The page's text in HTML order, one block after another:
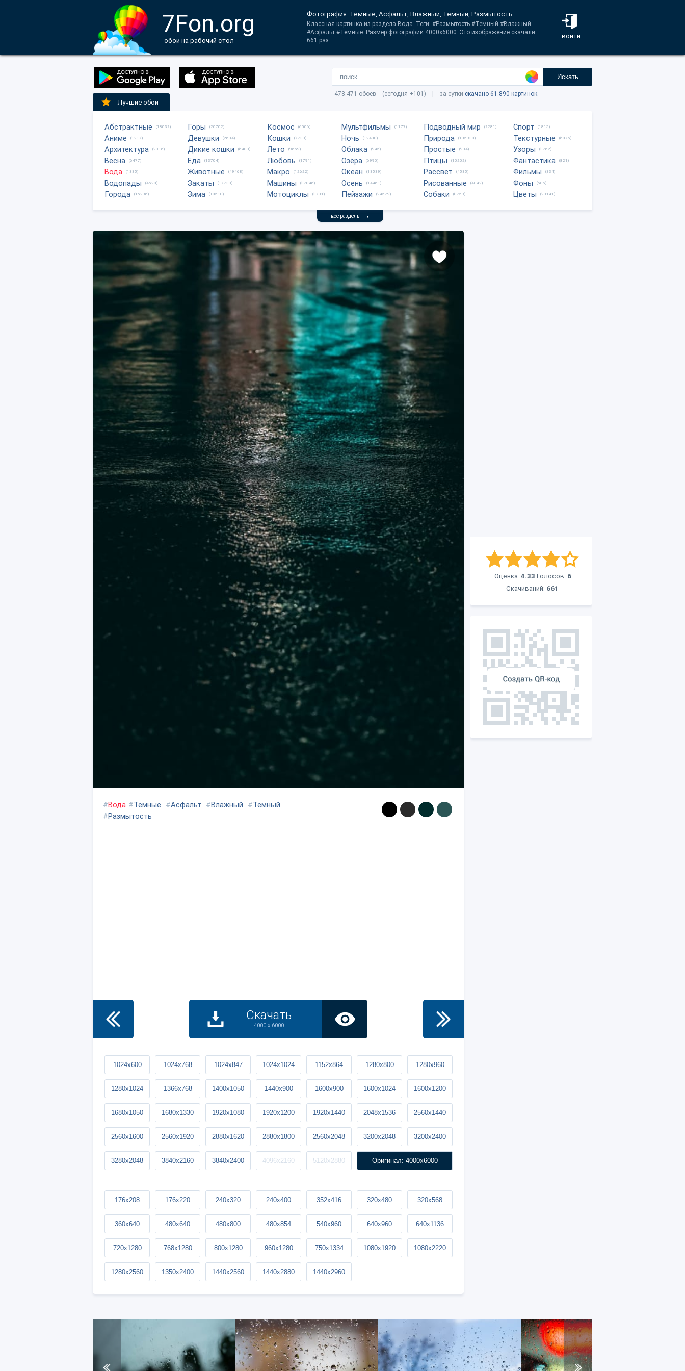
7Fon.org
обои на рабочий стол
войти
Фотография: Темные, Асфальт, Влажный, Темный, Размытость
Классная картинка из раздела Вода. Теги: #Размытость #Темный #Влажный
#Асфальт #Темные. Размер фотографии 4000x6000. Это изображение скачали
661 раз.
Искать
478.471 обоев (сегодня +101) | за сутки скачано 61.890 картинок
Лучшие обои
Абстрактные (18032)
Аниме (1217)
Архитектура (2816)
Весна (6477)
Вода (1335)
Водопады (4623)
Города (15296)
Горы (20702)
Девушки (2684)
Дикие кошки (6488)
Еда (13704)
Животные (49468)
Закаты (17738)
Зима (13510)
Космос (6006)
Кошки (7730)
Лето (9669)
Любовь (1791)
Макро (12622)
Машины (37846)
Мотоциклы (3701)
Мультфильмы (1177)
Ночь (12408)
Облака (945)
Озёра (6990)
Океан (13539)
Осень (14461)
Пейзажи (24579)
Подводный мир (2281)
Природа (105933)
Простые (904)
Птицы (10202)
Рассвет (4535)
Рисованные (4042)
Собаки (8759)
Спорт (1815)
Текстурные (6376)
Узоры (3762)
Фантастика (821)
Фильмы (334)
Фоны (606)
Цветы (28141)
все разделы ▼
Оценка: 4.33 Голосов: 6
Скачиваний: 661
#Вода #Темные #Асфальт #Влажный #Темный
#Размытость
Скачать
4000 x 6000
1024x600 1024x768 1024x847 1024x1024 1152x864 1280x800 1280x960
1280x1024 1366x768 1400x1050 1440x900 1600x900 1600x1024 1600x1200
1680x1050 1680x1330 1920x1080 1920x1200 1920x1440 2048x1536 2560x1440
2560x1600 2560x1920 2880x1620 2880x1800 2560x2048 3200x2048 3200x2400
3280x2048 3840x2160 3840x2400 4096x2160 5120x2880 Оригинал: 4000x6000
176x208 176x220 240x320 240x400 352x416 320x480 320x568
360x640 480x640 480x800 480x854 540x960 640x960 640x1136
720x1280 768x1280 800x1280 960x1280 750x1334 1080x1920 1080x2220
1280x2560 1350x2400 1440x2560 1440x2880 1440x2960